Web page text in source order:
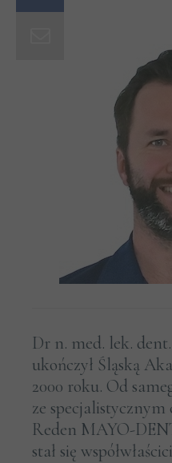
Dr n. med. lek.
ukończył Śląską
2000 roku. Od
ze
Reden MAYO-
stał się